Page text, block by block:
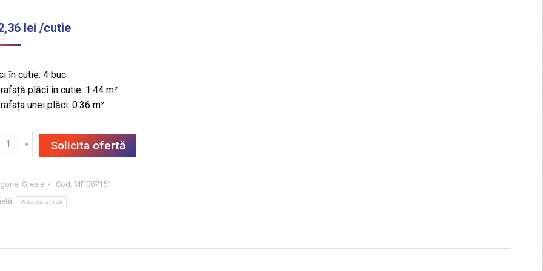
lei /cutie
în cutie: 4 buc
plăci în cutie: 1.44 m²
unei plăci: 0.36 m²
﹢ Solicita ofertă
Gresie Cod: MF.007151
Plăci ceramice